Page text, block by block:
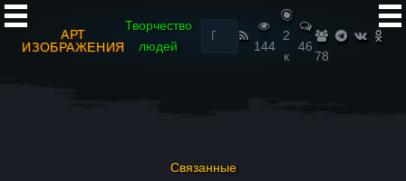
АРТ
ИЗОБРАЖЕНИЯ
Творчество
людей
Найти:
144
2
к
46
78
Связанные